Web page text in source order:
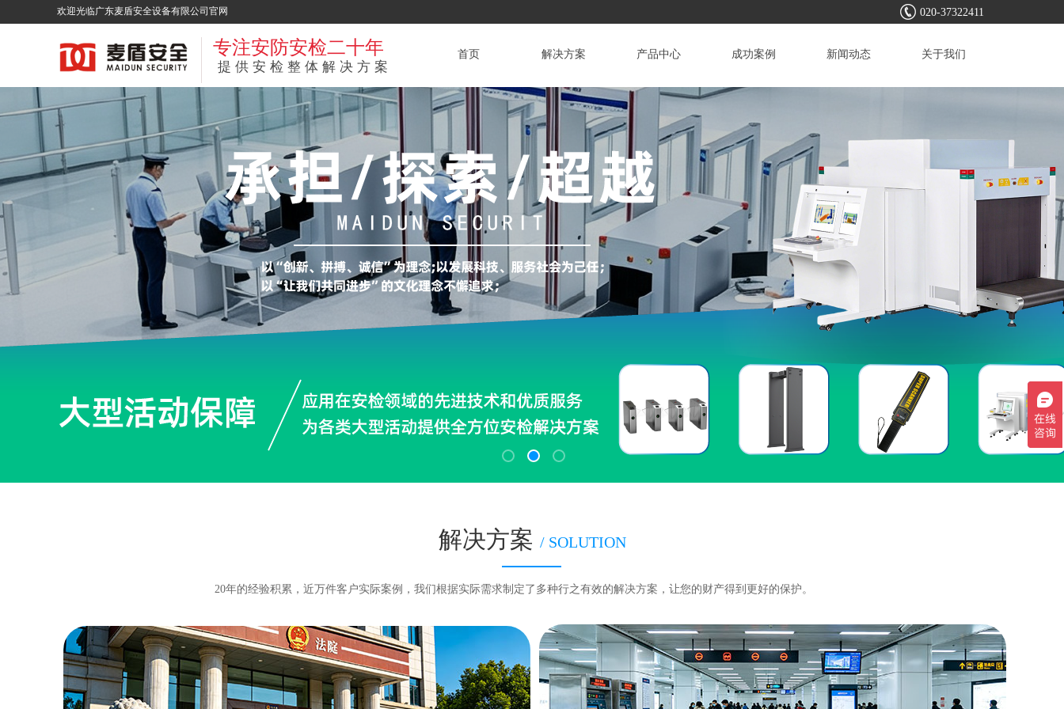
欢迎光临广东麦盾安全设备有限公司官网 020-37322411
专注安防安检二十年
提供安检整体解决方案
首页 解决方案 产品中心 成功案例 新闻动态 关于我们
解决方案 / SOLUTION
20年的经验积累，近万件客户实际案例，我们根据实际需求制定了多种行之有效的解决方案，让您的财产得到更好的保护。